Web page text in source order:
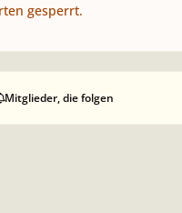
gesperrt.
Mitglieder, die folgen